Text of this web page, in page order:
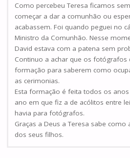
Como percebeu Teresa ficamos
começar a dar a comunhão ou
acabassem. Foi quando peguei no
Ministro da Comunhão. Nesse
David estava com a patena sem
Continuo a achar que os
formação para saberem como
as cerimonias.
Esta formação é feita todos os
ano em que fiz a de acólitos entre
havia para fotógrafos.
Graças a Deus a Teresa sabe como
dos seus filhos.